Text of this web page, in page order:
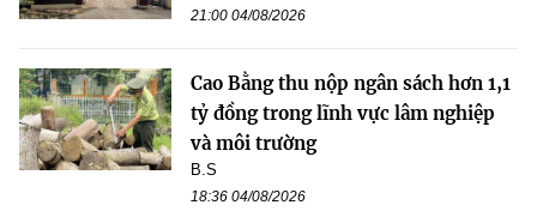
21:00 04/08/2026
Cao Bằng thu nộp ngân sách hơn 1,1
tỷ đồng trong lĩnh vực lâm nghiệp
và môi trường
B.S
18:36 04/08/2026